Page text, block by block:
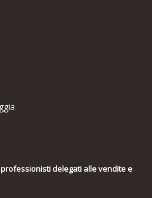
delegati alle vendite e